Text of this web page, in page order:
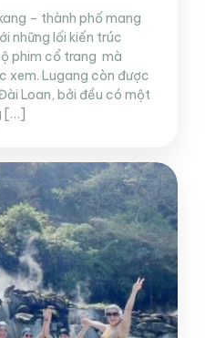
– thành phố mang
những lối kiến trúc
phim cổ trang mà
xem. Lugang còn được
Loan, bởi đều có một
[…]